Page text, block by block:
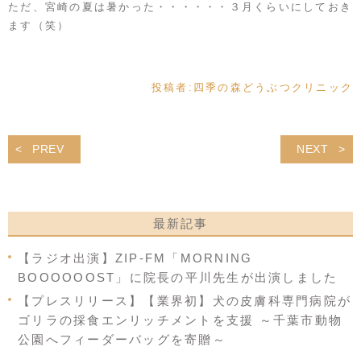
ただ、宮崎の夏は暑かった・・・・・・３月くらいにしておき
ます（笑）
投稿者: 四季の森どうぶつクリニック
PREV NEXT
最新記事
【ラジオ出演】ZIP-FM「MORNING
BOOOOOOST」に院長の平川先生が出演しました
【プレスリリース】【業界初】犬の皮膚科専門病院が
ゴリラの採食エンリッチメントを支援 ～千葉市動物
公園へフィーダーバッグを寄贈～